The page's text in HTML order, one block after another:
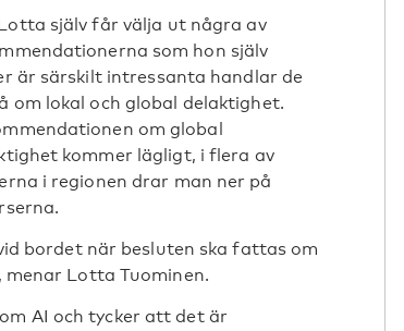
själv får välja ut några av
som hon själv
är särskilt intressanta handlar de
om lokal och global delaktighet.
om global
kommer lägligt, i flera av
i regionen drar man ner på
bordet när besluten ska fattas om
Lotta Tuominen.
AI och tycker att det är